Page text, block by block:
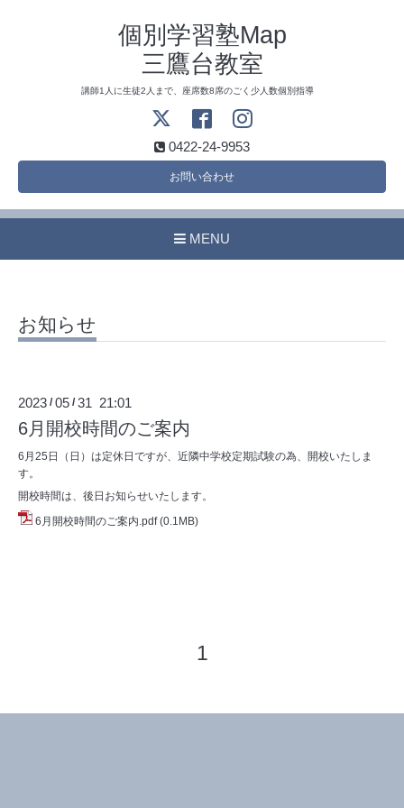
個別学習塾Map
三鷹台教室
講師1人に生徒2人まで、座席数8席のごく少人数個別指導
0422-24-9953
お問い合わせ
MENU
お知らせ
2023 /05 /31 21:01
6月開校時間のご案内
6月25日（日）は定休日ですが、近隣中学校定期試験の為、開校いたしま
す。
開校時間は、後日お知らせいたします。
6月開校時間のご案内.pdf (0.1MB)
1